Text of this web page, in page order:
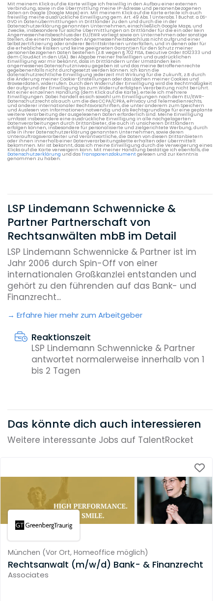
Mit meinem Klick auf die Karte willige ich freiwillig in den Aufbau einer externen
Verbindung, sowie in die Übermittlung meine IP-Adresse und personenbezogenen
Daten an Google (Google Maps) ein. Mit meinem Klick auf die Karte erteile ich auch
freiwillig meine ausdrückliche Einwilligung gem. Art. 49 Abs. 1 Unterabs. 1 Buchst. a DS-
GVO in Datenübermittlungen in Drittländer zu den und durch die in der
Datenschutzerklärung genannten Unternehmen, einschließlich Google Maps, und
Zwecke, insbesondere für solche Übermittlungen an Drittländer für die ein oder kein
Angemessenheitsbeschluss der EU/EWR vorliegt sowie an Unternehmen oder sonstige
Stellen, die einem bestehenden Angemessenheitsbeschluss nicht aufgrund einer
Selbstzertifizierung oder anderer Beitrittskriterien unterfallen, und in denen oder für
die erhebliche Risiken und keine geeigneten Garantien für den Schutz meiner
personenbezogenen Daten bestehen (z.B. wegen § 702 FISA, Executive Order EO12333 und
dem CloudAct in den USA). Bei Abgabe meiner freiwilligen und ausdrücklichen
Einwilligung war mir bekannt, dass in Drittländern unter Umständen kein
angemessenes Datenschutzniveau gegeben ist und das meine Betroffenenrechte
gegebenenfalls nicht durchgesetzt werden können. Ich kann die
datenschutzrechtliche Einwilligung jederzeit mit Wirkung für die Zukunft, z.B. durch
die Änderung meiner Cookie-Einstellungen oder das Löschen meiner Cookies und
Browserdaten, widerrufen. Durch den Widerruf der Einwilligung wird die Rechtmäßigkeit
der aufgrund der Einwilligung bis zum Widerruf erfolgten Verarbeitung nicht berührt.
Mit einer einzelnen Handlung (dem Klick auf die Karte), erteile ich mehrere
Einwilligungen. Dabei handelt es sich sowohl um Einwilligungen nach dem EU/EWR-
Datenschutzrecht als auch um die des CCPA/CPRA, ePrivacy und Telemedienrechts,
und anderer internationaler Rechtsvorschriften, die unter anderem zum Speichern
und Auslesen von Informationen notwendig und als Rechtsgrundlage für eine geplante
weitere Verarbeitung der ausgelesenen Daten erforderlich sind. Meine Einwilligung
umfasst insbesondere eine ausdrückliche Einwilligung in alle nachgelagerten
Datenverarbeitungen durch Drittanbieter, die auch in unsicheren Drittländern
erfolgen können, insbesondere für personalisierte und zielgerichtete Werbung, durch
alle in ihrer Datenschutzerklärung genannten Unternehmen, sowie deren
Unterauftragsverarbeiter und Verantwortliche, die Daten von diesen Drittanbietern
oder ihnen innerhalb einer Datenverarbeitungskette erhalten oder übermittelt
bekommen. Mir ist bekannt, dass ich meine Einwilligung durch die Verweigerung eines
Klicks auf die Karte verweigern kann. Mit meiner Handlung bestätige ich ebenfalls, die
Datenschutzerklärung und dasTransparenzdokumentgelesen und zur Kenntnis
genommen zu haben.
LSP Lindemann Schwennicke &
Partner Partnerschaft von
Rechtsanwälten mbB im Detail
LSP Lindemann Schwennicke & Partner ist im
Jahr 2006 durch Spin-Off von einer
internationalen Großkanzlei entstanden und
gehört zu den führenden auf das Bank- und
Finanzrecht...
Erfahre hier mehr zum Arbeitgeber
Reaktionszeit
LSP Lindemann Schwennicke & Partner
antwortet normalerweise innerhalb von 1
bis 2 Tagen
Das könnte dich auch interessieren
Weitere interessante Jobs auf TalentRocket
München (Vor Ort, Homeoffice möglich)
Rechtsanwalt (m/w/d) Bank- & Finanzrecht
Associates